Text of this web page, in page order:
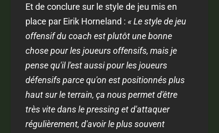
Et de conclure sur le style de jeu mis en
place par Eirik Horneland :« Le style de jeu
offensif du coach est plutôt une bonne
chose pour les joueurs offensifs, mais je
pense qu'il l'est aussi pour les joueurs
défensifs parce qu'on est positionnés plus
haut sur le terrain, ça nous permet d'être
très vite dans le pressing et d'attaquer
régulièrement, d'avoir le plus souvent